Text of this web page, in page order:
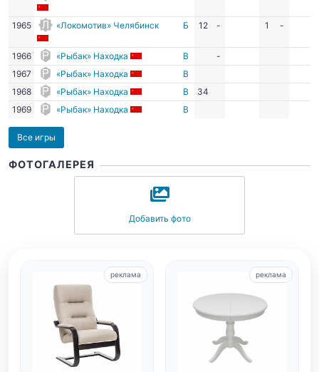
1965 «Локомотив» Челябинск Б 12 - 1 -
1966 «Рыбак» Находка В
-
1967
«Рыбак» Находка
В
1968
«Рыбак» Находка В
34
1969
«Рыбак» Находка В
Все игры
ФОТОГАЛЕРЕЯ
Добавить фото
реклама реклама